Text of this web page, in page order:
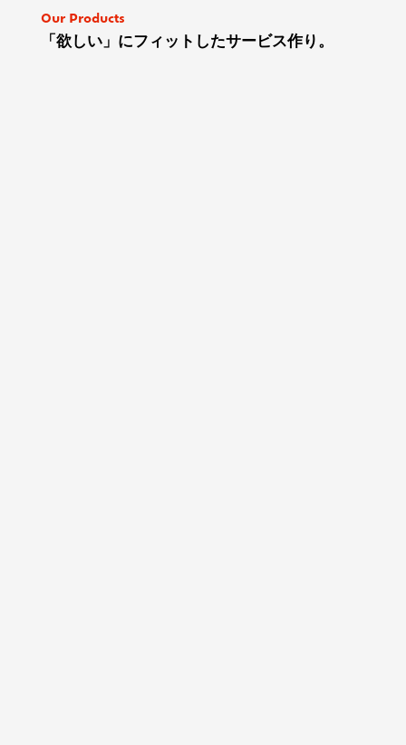
Our Products
「欲しい」にフィットしたサービス作り。